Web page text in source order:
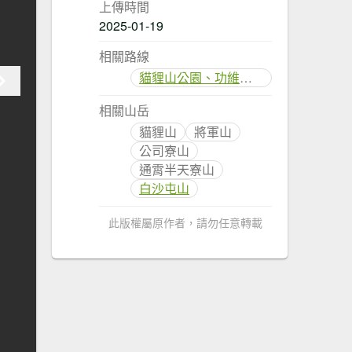
上傳時間
2025-01-19
相關路線
貓貍山公園、功維敘隧道
相關山岳
貓貍山
將軍山
公司寮山
通霄半天寮山
白沙屯山
此版權屬原作者，請勿任意轉載